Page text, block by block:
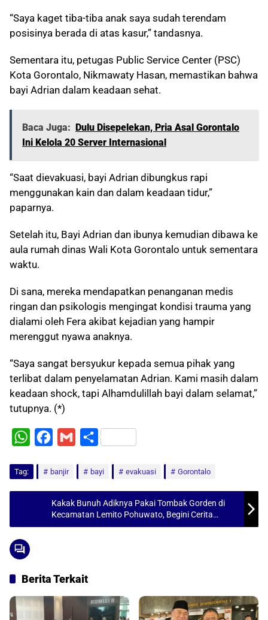
“Saya kaget tiba-tiba anak saya sudah terendam
posisinya berada di atas kasur,” tandasnya.
Sementara itu, petugas Public Service Center (PSC)
Kota Gorontalo, Nikmawaty Hasan, memastikan bahwa
bayi Adrian dalam keadaan sehat.
Baca Juga: Dulu Disepelekan, Pria Asal Gorontalo
Ini Kelola 20 Server Internasional
“Saat dievakuasi, bayi Adrian dibungkus rapi
menggunakan kain dan dalam keadaan tidur,”
paparnya.
Setelah itu, Bayi Adrian dan ibunya kemudian dibawa ke
aula rumah dinas Wali Kota Gorontalo untuk sementara
waktu.
Di sana, mereka mendapatkan penanganan medis
ringan dan psikologis mengingat kondisi trauma yang
dialami oleh Fera akibat kejadian yang hampir
merenggut nyawa anaknya.
“Saya sangat bersyukur kepada semua pihak yang
terlibat dalam penyelamatan Adrian. Kami masih dalam
keadaan shock, tapi Alhamdulillah bayi dalam selamat,”
tutupnya. (*)
W
t
A
c
e
b
o
i
l
S
a
r
e
Tag: banjir bayi evakuasi Gorontalo
Kakak Bunuh Adiknya Pakai Tombak Gorden di
Kecamatan Lemito Pohuwato, Begini Cerita
Lengkapnya
Berita Terkait